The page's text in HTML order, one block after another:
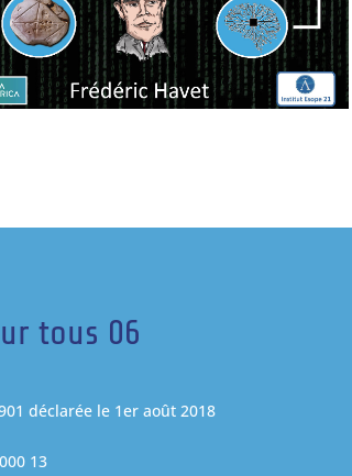
tous 06
déclarée le 1er août 2018
13